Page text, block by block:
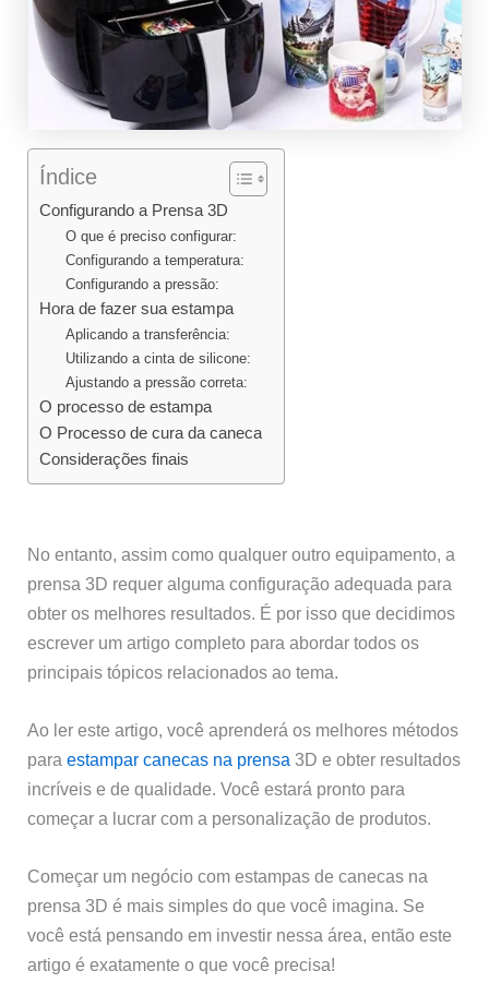
Índice
Configurando a Prensa 3D
O que é preciso configurar:
Configurando a temperatura:
Configurando a pressão:
Hora de fazer sua estampa
Aplicando a transferência:
Utilizando a cinta de silicone:
Ajustando a pressão correta:
O processo de estampa
O Processo de cura da caneca
Considerações finais
No entanto, assim como qualquer outro equipamento, a
prensa 3D requer alguma configuração adequada para
obter os melhores resultados. É por isso que decidimos
escrever um artigo completo para abordar todos os
principais tópicos relacionados ao tema.
Ao ler este artigo, você aprenderá os melhores métodos
paraestampar canecas na prensa 3D e obter resultados
incríveis e de qualidade. Você estará pronto para
começar a lucrar com a personalização de produtos.
Começar um negócio com estampas de canecas na
prensa 3D é mais simples do que você imagina. Se
você está pensando em investir nessa área, então este
artigo é exatamente o que você precisa!